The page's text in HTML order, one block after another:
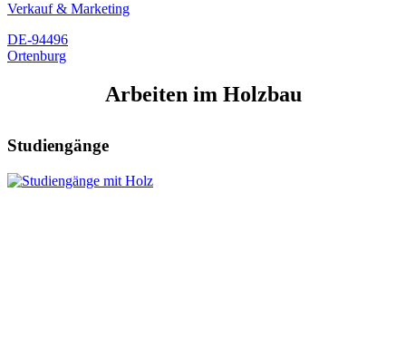
Verkauf & Marketing
DE-94496
Ortenburg
Arbeiten im Holzbau
Studiengänge